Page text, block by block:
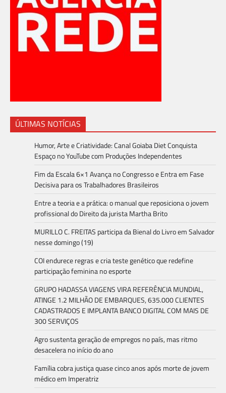
ÚLTIMAS NOTÍCIAS
Humor, Arte e Criatividade: Canal Goiaba Diet Conquista
Espaço no YouTube com Produções Independentes
Fim da Escala 6×1 Avança no Congresso e Entra em Fase
Decisiva para os Trabalhadores Brasileiros
Entre a teoria e a prática: o manual que reposiciona o jovem
profissional do Direito da jurista Martha Brito
MURILLO C. FREITAS participa da Bienal do Livro em Salvador
nesse domingo (19)
COI endurece regras e cria teste genético que redefine
participação feminina no esporte
GRUPO HADASSA VIAGENS VIRA REFERÊNCIA MUNDIAL,
ATINGE 1.2 MILHÃO DE EMBARQUES, 635.000 CLIENTES
CADASTRADOS E IMPLANTA BANCO DIGITAL COM MAIS DE
300 SERVIÇOS
Agro sustenta geração de empregos no país, mas ritmo
desacelera no início do ano
Família cobra justiça quase cinco anos após morte de jovem
médico em Imperatriz